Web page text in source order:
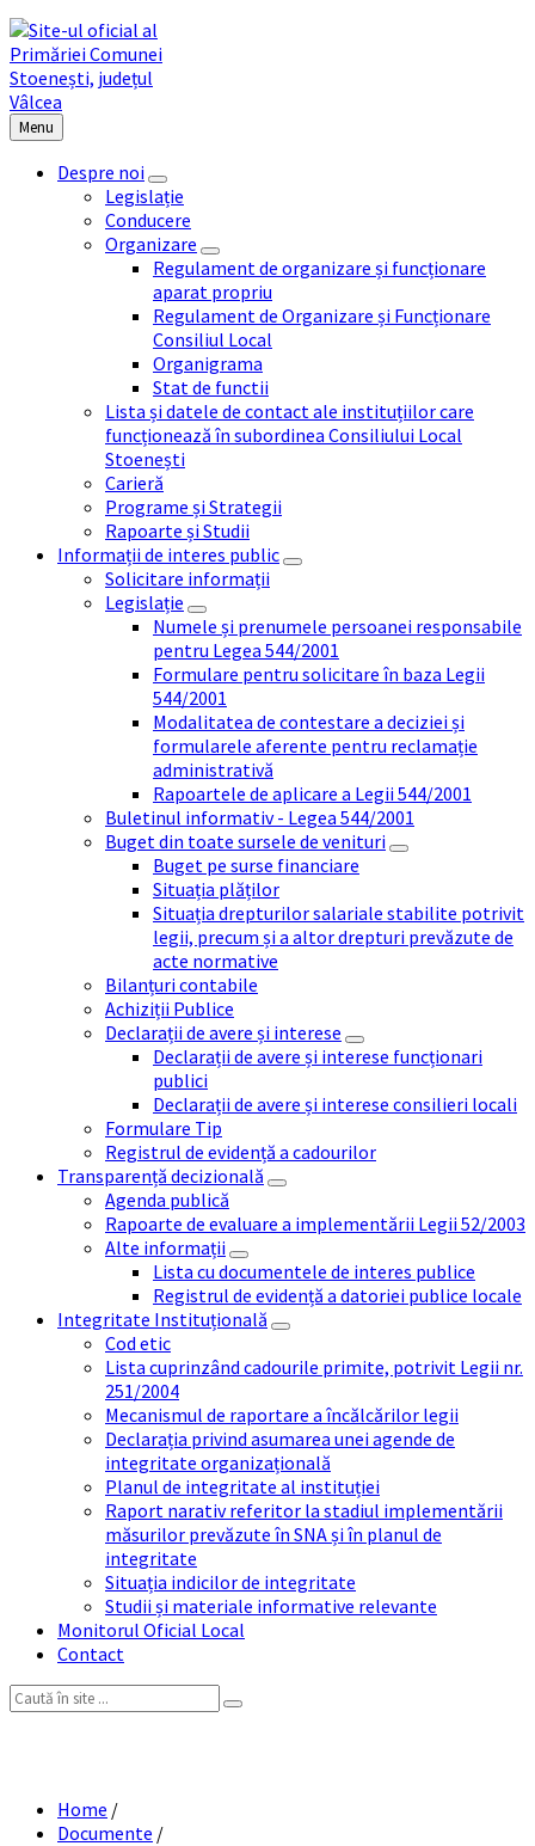
Menu
Despre noi
Legislație
Conducere
Organizare
Regulament de organizare și funcționare
aparat propriu
Regulament de Organizare și Funcționare
Consiliul Local
Organigrama
Stat de functii
Lista și datele de contact ale instituțiilor care
funcționează în subordinea Consiliului Local
Stoenești
Carieră
Programe și Strategii
Rapoarte și Studii
Informații de interes public
Solicitare informații
Legislație
Numele și prenumele persoanei responsabile
pentru Legea 544/2001
Formulare pentru solicitare în baza Legii
544/2001
Modalitatea de contestare a deciziei și
formularele aferente pentru reclamație
administrativă
Rapoartele de aplicare a Legii 544/2001
Buletinul informativ - Legea 544/2001
Buget din toate sursele de venituri
Buget pe surse financiare
Situația plăților
Situația drepturilor salariale stabilite potrivit
legii, precum și a altor drepturi prevăzute de
acte normative
Bilanțuri contabile
Achiziții Publice
Declarații de avere și interese
Declarații de avere și interese funcționari
publici
Declarații de avere și interese consilieri locali
Formulare Tip
Registrul de evidență a cadourilor
Transparență decizională
Agenda publică
Rapoarte de evaluare a implementării Legii 52/2003
Alte informații
Lista cu documentele de interes publice
Registrul de evidență a datoriei publice locale
Integritate Instituțională
Cod etic
Lista cuprinzând cadourile primite, potrivit Legii nr.
251/2004
Mecanismul de raportare a încălcărilor legii
Declarația privind asumarea unei agende de
integritate organizațională
Planul de integritate al instituției
Raport narativ referitor la stadiul implementării
măsurilor prevăzute în SNA și în planul de
integritate
Situația indicilor de integritate
Studii și materiale informative relevante
Monitorul Oficial Local
Contact
Search:
Home /
Documente /